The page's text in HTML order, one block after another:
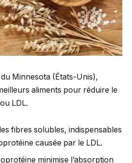
Minnesota (États-Unis),
aliments pour réduire le
LDL.
fibres solubles, indispensables
causée par le LDL.
minimise l’absorption